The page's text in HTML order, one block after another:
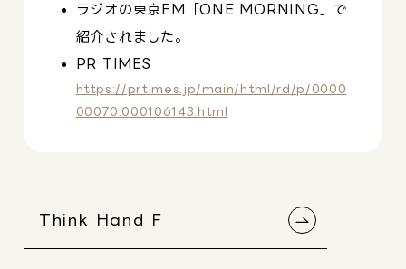
ラジオの東京FM「ONE MORNING」で
紹介されました。
PR TIMES
https://prtimes.jp/main/html/rd/p/0000
00070.000106143.html
Think Hand F